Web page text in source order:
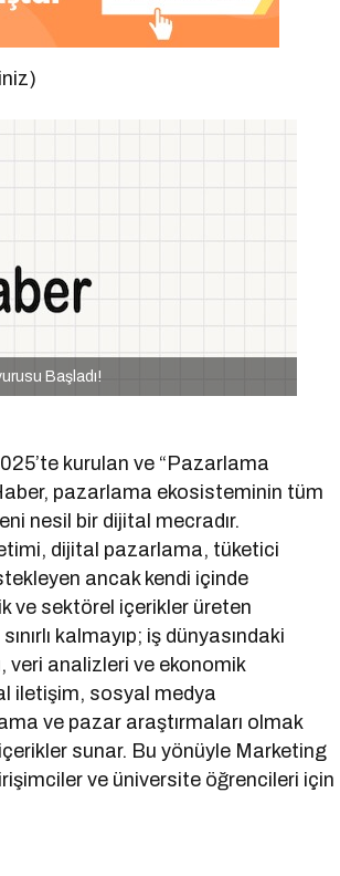
Başladı!
kurulan ve “Pazarlama
pazarlama ekosisteminin tüm
nesil bir dijital mecradır.
dijital pazarlama, tüketici
ancak kendi içinde
ve sektörel içerikler üreten
kalmayıp; iş dünyasındaki
veri analizleri ve ekonomik
iletişim, sosyal medya
ve pazar araştırmaları olmak
sunar. Bu yönüyle Marketing
ve üniversite öğrencileri için